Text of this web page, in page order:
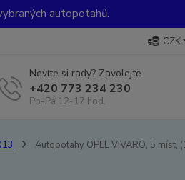
autopotahů.
CZK
Nevíte si rady? Zavolejte.
+420 773 234 230
Po-Pá 12-17 hod.
Autopotahy OPEL VIVARO, 5